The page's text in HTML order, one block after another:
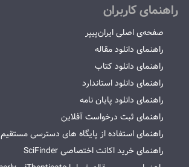
راهنمای کاربران
صفحه‌ی اصلی ایران‌پیپر
راهنمای دانلود مقاله
راهنمای دانلود کتاب
راهنمای دانلود استاندارد
راهنمای دانلود پایان نامه
راهنمای ثبت درخواست آفلاین
راهنمای استفاده از پایگاه های دسترسی مستقیم
راهنمای خرید اکانت اختصاصی SciFinder